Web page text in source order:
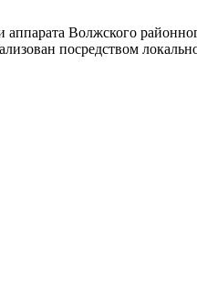
Волжского
посредством